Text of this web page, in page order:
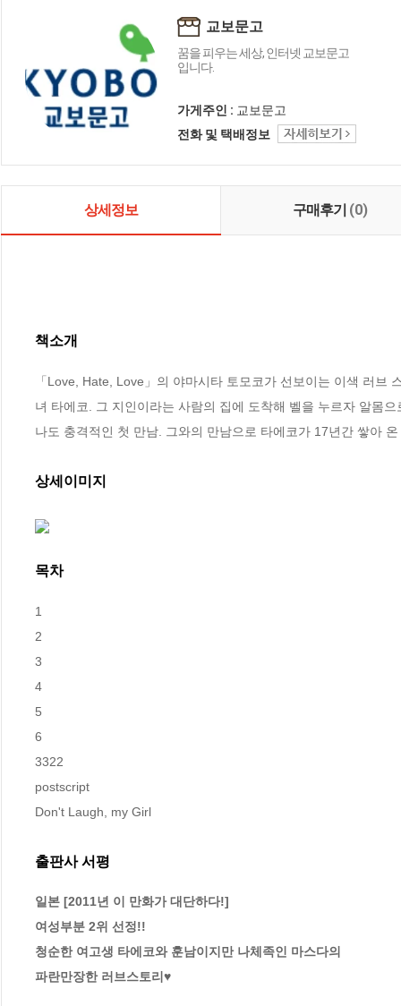
교보문고
꿈을 피우는 세상, 인터넷 교보문고
입니다.
가게주인 : 교보문고
전화 및 택배정보
상세정보 구매후기 (0)
책소개
「Love, Hate, Love」의 야마시타 토모코가 선보이는 이색 러
녀 타에코. 그 지인이라는 사람의 집에 도착해 벨을 누르자 알몸
나도 충격적인 첫 만남. 그와의 만남으로 타에코가 17년간 쌓아
상세이미지
목차
1
2
3
4
5
6
3322
postscript
Don't Laugh, my Girl
출판사 서평
일본 [2011년 이 만화가 대단하다!]
여성부분 2위 선정!!
청순한 여고생 타에코와 훈남이지만 나체족인 마스다의
파란만장한 러브스토리♥